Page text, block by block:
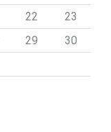
22
23
29
30